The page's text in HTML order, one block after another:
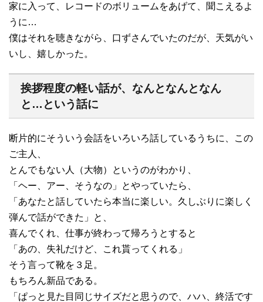
家に入って、レコードのボリュームをあげて、聞こえるよ
うに…
僕はそれを聴きながら、口ずさんでいたのだが、天気がい
いし、嬉しかった。
挨拶程度の軽い話が、なんとなんとなん
と…という話に
断片的にそういう会話をいろいろ話しているうちに、この
ご主人、
とんでもない人（大物）というのがわかり、
「ヘー、アー、そうなの」とやっていたら、
「あなたと話していたら本当に楽しい。久しぶりに楽しく
弾んで話ができた」と、
喜んでくれ、仕事が終わって帰ろうとすると
「あの、失礼だけど、これ貰ってくれる」
そう言って靴を３足。
もちろん新品である。
「ぱっと見た目同じサイズだと思うので、ハハ、終活です